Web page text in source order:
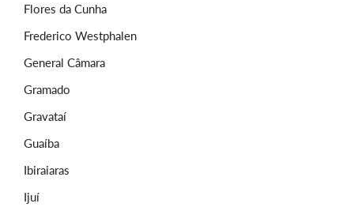
Flores da Cunha
Frederico Westphalen
General Câmara
Gramado
Gravataí
Guaíba
Ibiraiaras
Ijuí